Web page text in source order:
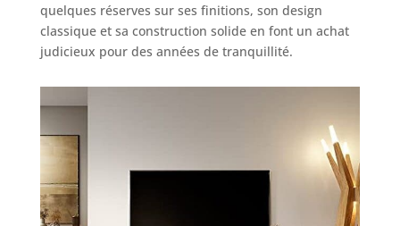
quelques réserves sur ses finitions, son design
classique et sa construction solide en font un achat
judicieux pour des années de tranquillité.